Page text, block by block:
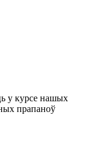
у курсе нашых
прапаноў